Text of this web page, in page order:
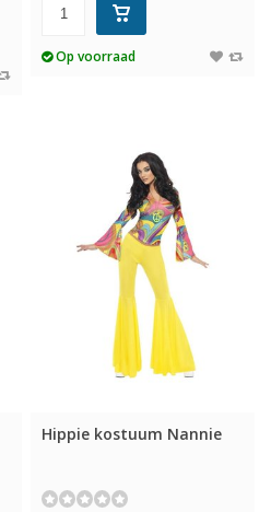
Op voorraad
Hippie kostuum Nannie